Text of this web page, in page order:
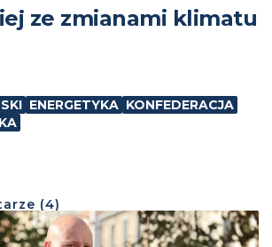
ze zmianami klimatu
ENERGETYKA KONFEDERACJA
(4)